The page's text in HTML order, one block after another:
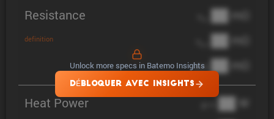
Resistance
definition
██ mΩ
██ mΩ
DCIR ██ mΩ
Heat Power ██ W
Unlock more specs in Batemo Insights
DÉBLOQUER AVEC INSIGHTS